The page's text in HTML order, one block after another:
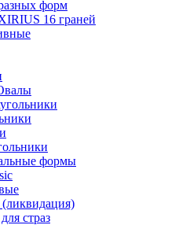
форм
16 граней
формы
страз